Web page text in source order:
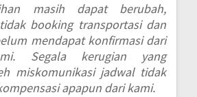
masih dapat berubah,
booking transportasi dan
mendapat konfirmasi dari
Segala kerugian yang
miskomunikasi jadwal tidak
apapun dari kami.